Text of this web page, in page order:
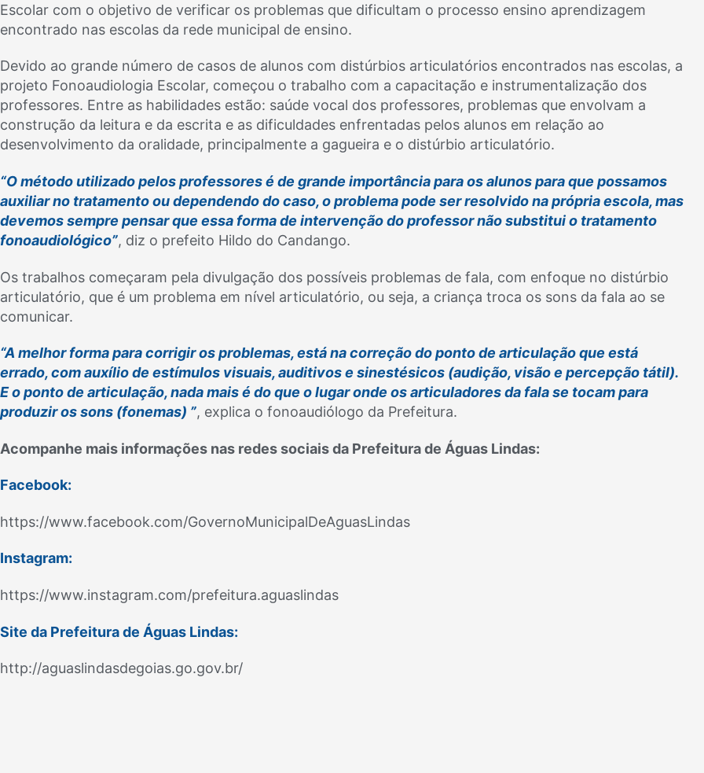
Escolar com o objetivo de verificar os problemas que dificultam o processo ensino aprendizagem
encontrado nas escolas da rede municipal de ensino.
Devido ao grande número de casos de alunos com distúrbios articulatórios encontrados nas escolas, a
projeto Fonoaudiologia Escolar, começou o trabalho com a capacitação e instrumentalização dos
professores. Entre as habilidades estão: saúde vocal dos professores, problemas que envolvam a
construção da leitura e da escrita e as dificuldades enfrentadas pelos alunos em relação ao
desenvolvimento da oralidade, principalmente a gagueira e o distúrbio articulatório.
“O método utilizado pelos professores é de grande importância para os alunos para que possamos
auxiliar no tratamento ou dependendo do caso, o problema pode ser resolvido na própria escola, mas
devemos sempre pensar que essa forma de intervenção do professor não substitui o tratamento
fonoaudiológico”, diz o prefeito Hildo do Candango.
Os trabalhos começaram pela divulgação dos possíveis problemas de fala, com enfoque no distúrbio
articulatório, que é um problema em nível articulatório, ou seja, a criança troca os sons da fala ao se
comunicar.
“A melhor forma para corrigir os problemas, está na correção do ponto de articulação que está
errado, com auxílio de estímulos visuais, auditivos e sinestésicos (audição, visão e percepção tátil).
E o ponto de articulação, nada mais é do que o lugar onde os articuladores da fala se tocam para
produzir os sons (fonemas) ”, explica o fonoaudiólogo da Prefeitura.
Acompanhe mais informações nas redes sociais da Prefeitura de Águas Lindas:
Facebook:
https://www.facebook.com/GovernoMunicipalDeAguasLindas
Instagram:
https://www.instagram.com/prefeitura.aguaslindas
Site da Prefeitura de Águas Lindas:
http://aguaslindasdegoias.go.gov.br/